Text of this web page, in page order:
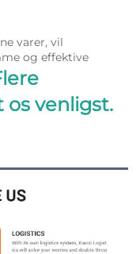
varer, vil
og effektive
os venligst.